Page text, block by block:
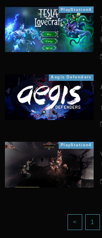
PlayStation4
Aegis Defenders
PlayStation4
< 1